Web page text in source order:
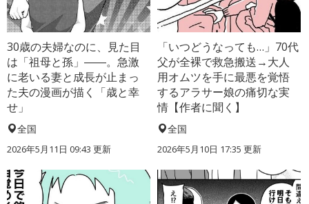
30歳の夫婦なのに、見た目
は「祖母と孫」――。急激
に老いる妻と成長が止まっ
た夫の漫画が描く「歳と幸
せ」
全国
2026年5月11日 09:43 更新
「いつどうなっても…」70代
父が全裸で救急搬送→大人
用オムツを手に最悪を覚悟
するアラサー娘の痛切な実
情【作者に聞く】
全国
2026年5月10日 17:35 更新